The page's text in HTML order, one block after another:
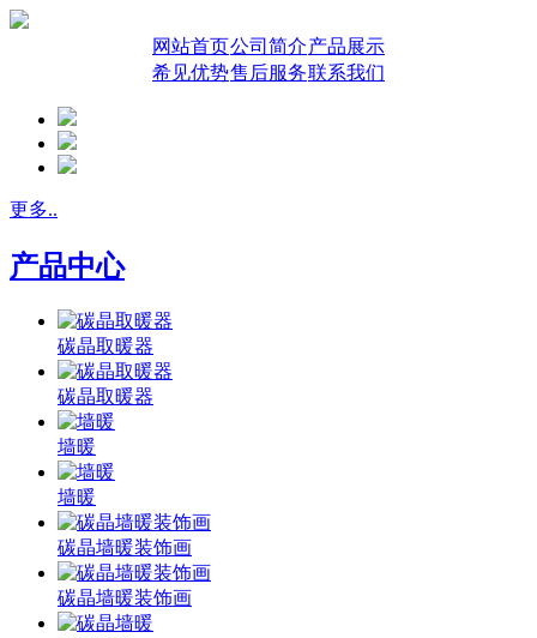
网站首页公司简介产品展示
希见优势售后服务联系我们
更多..
产品中心
碳晶取暖器
碳晶取暖器
墙暖
墙暖
碳晶墙暖装饰画
碳晶墙暖装饰画